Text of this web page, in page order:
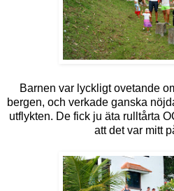
Barnen var lyckligt ovetande
bergen, och verkade ganska
utflykten. De fick ju äta rulltårta
att det var mitt